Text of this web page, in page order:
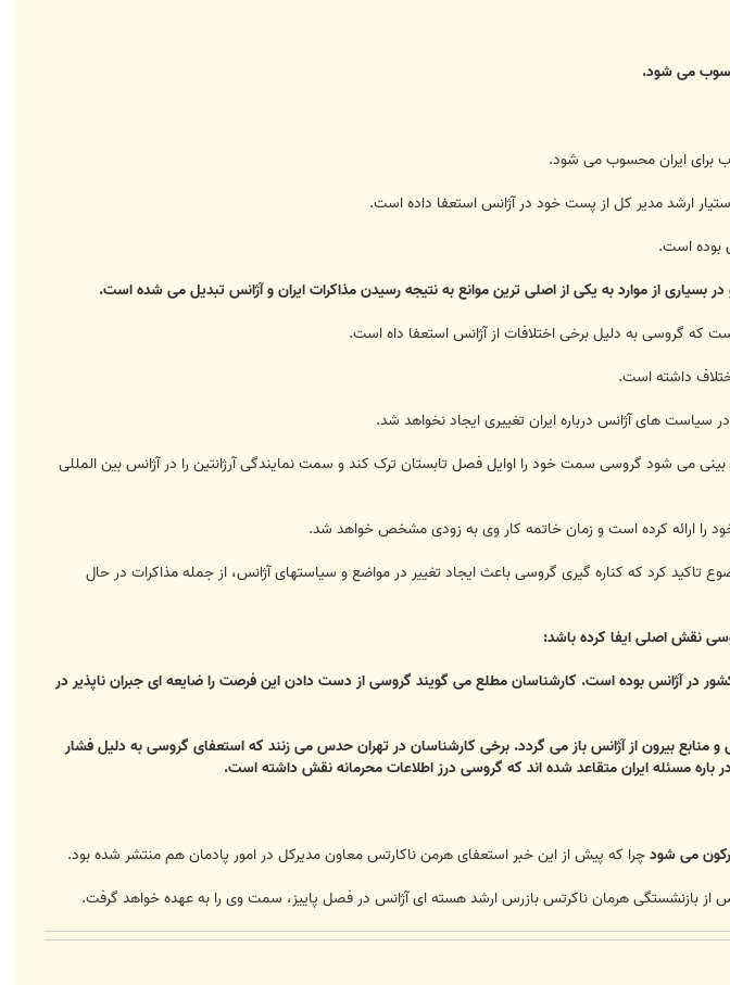
می شود.
برای ایران محسوب می شود.
بوده است.
بسیاری از موارد به یکی از اصلی ترین موانع به نتیجه رسیدن مذاکرات ایران و آژانس تبدیل می شده است.
داشته است.
های آژانس درباره ایران تغییری ایجاد نخواهد شد.
رویترز گفت پیش بینی می شود گروسی سمت خود را اوایل فصل تابستان ترک کند و سمت نمایندگی آرژانتین را در آژانس بین المللی
را ارائه کرده است و زمان خاتمه کار وی به زودی مشخص خواهد شد.
تاکید کرد که کناره گیری گروسی باعث ایجاد تغییر در مواضع و سیاستهای آژانس، از جمله مذاکرات در حال
نقش اصلی ایفا کرده باشد:
کشور در آژانس بوده است. کارشناسان مطلع می گویند گروسی از دست دادن این فرصت را ضایعه ای جبران ناپذیر در
منابع بیرون از آژانس باز می گردد. برخی کارشناسان در تهران حدس می زنند که استعفای گروسی به دلیل فشار
باره مسئله ایران متقاعد شده اند که گروسی درز اطلاعات محرمانه نقش داشته است.
می شودچرا که پیش از این خبر استعفای هرمن ناکارتس معاون مدیرکل در امور پادمان هم منتشر شده بود.